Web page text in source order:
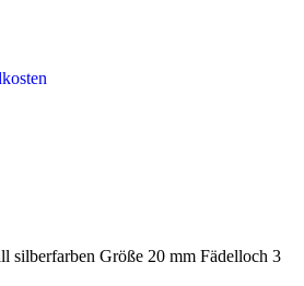
silberfarben Größe 20 mm Fädelloch 3